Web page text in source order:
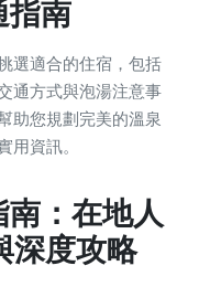
指南
選適合的住宿，包括
通方式與泡湯注意事
助您規劃完美的溫泉
資訊。
：在地人
深度攻略